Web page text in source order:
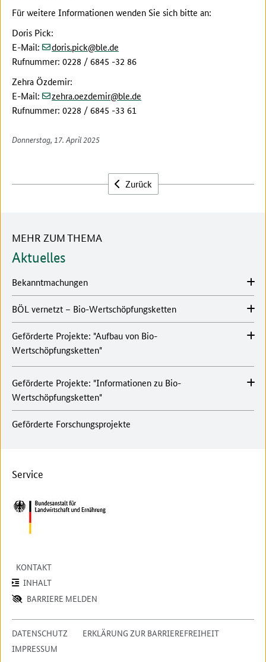
Für weitere Informationen wenden Sie sich bitte an:
Doris Pick:
E-Mail:
doris.pick (at)
ble(dot)
de
Rufnummer: 0228 / 6845 -32 86
Zehra Özdemir:
E-Mail:
zehra.oezdemir (at)
ble(dot)
de
Rufnummer: 0228 / 6845 -33 61
Donnerstag, 17. April 2025
Zurück
MEHR ZUM THEMA
Aktuelles
Bekanntmachungen
BÖL vernetzt – Bio-Wertschöpfungsketten
Geförderte Projekte: "Aufbau von Bio-
Wertschöpfungsketten"
Geförderte Projekte: "Informationen zu Bio-
Wertschöpfungsketten"
Geförderte Forschungsprojekte
Service
KONTAKT
INHALT
BARRIERE MELDEN
DATENSCHUTZ
ERKLÄRUNG ZUR BARRIEREFREIHEIT
IMPRESSUM